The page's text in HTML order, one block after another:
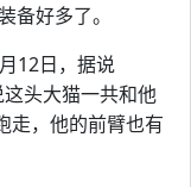
备好多了。
12日，据说
头大猫一共和他
走，他的前臂也有